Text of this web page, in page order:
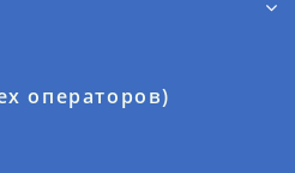
операторов)